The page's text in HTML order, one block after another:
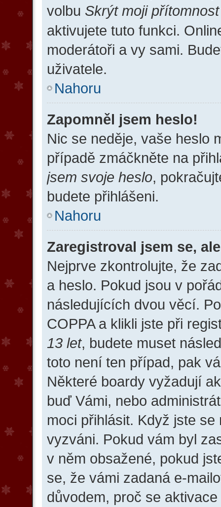
volbu Skrýt moji
aktivujete tuto funkci.
moderátoři a vy sami.
uživatele.
Nahoru
Zapomněl jsem heslo!
Nic se neděje, vaše heslo
případě zmáčkněte na
jsem svoje heslo,
budete přihlášeni.
Nahoru
Zaregistroval jsem se,
Nejprve zkontrolujte, že
a heslo. Pokud jsou v
následujících dvou věcí.
COPPA a klikli jste při
13 let, budete muset
toto není ten případ, pak
Některé boardy vyžadují
buď Vámi, nebo
moci přihlásit. Když jste
vyzváni. Pokud vám byl
v něm obsažené, pokud
se, že vámi zadaná e-
důvodem, proč se